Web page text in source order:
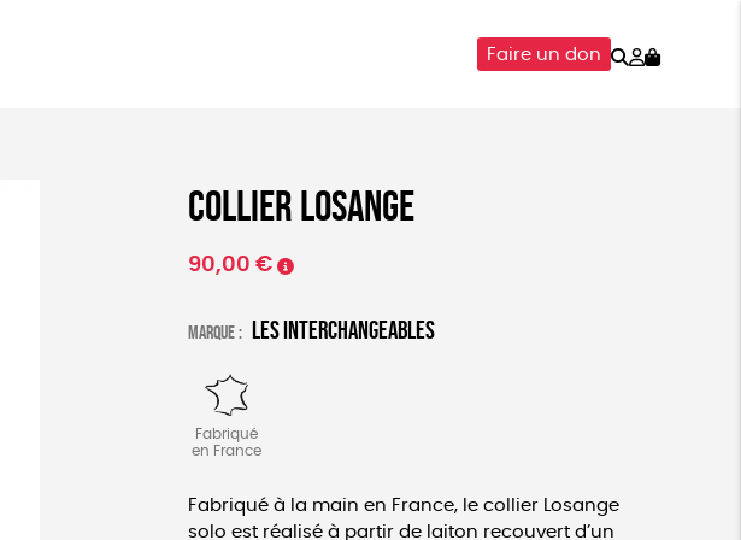
Faire un don Rechercher
Mon
Collier Losange
90,00 €
Marque : Les Interchangeables
Fabriqué
en France
Fabriqué à la main en France, le collier Losange
solo est réalisé à partir de laiton recouvert d’un